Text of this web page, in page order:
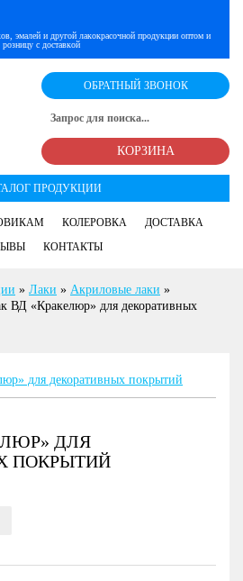
эмалей и другой лакокрасочной продукции оптом и
розницу с доставкой
ОБРАТНЫЙ ЗВОНОК
ПРОДУКЦИИ
КОЛЕРОВКА
ДОСТАВКА
КОНТАКТЫ
КОРЗИНА
» Лаки » Акриловые лаки »
ВД «Кракелюр» для декоративных
ДЛЯ
ПОКРЫТИЙ